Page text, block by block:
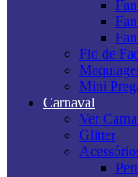
Fio de
Mini
Carnaval
Ver
Glitter